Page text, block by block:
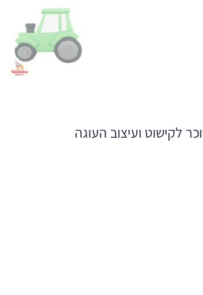
לקישוט ועיצוב העוגה